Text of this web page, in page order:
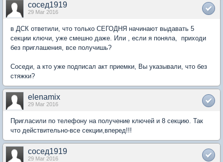
сосед1919
29 Mar 2016
в ДСК ответили, что только СЕГОДНЯ начинают выдавать 5
секции ключи, уже смешно даже. Или , если я поняла, приходи
без приглашения, все получишь?
Соседи, а кто уже подписал акт приемки, Вы указывали, что без
стяжки?
elenamix
29 Mar 2016
Пригласили по телефону на получение ключей и 8 секцию. Так
что действительно-все секции,вперед!!!
сосед1919
29 Mar 2016